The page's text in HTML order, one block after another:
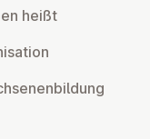
heißt